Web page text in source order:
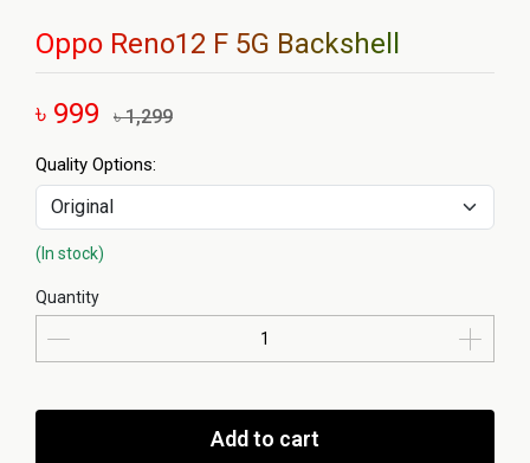
Oppo Reno12 F 5G Backshell
৳ 999 ৳ 1,299
Quality Options:
(In stock)
Quantity
Add to cart